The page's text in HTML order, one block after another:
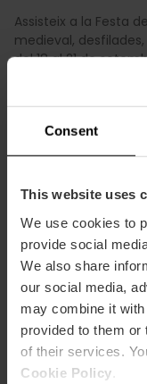
Consent
This website uses
We use cookies to
provide social
We also share
our social media,
may combine it
provided to them or
of their services.
Cookie Policy
Assisteix a la Festa
medieval,
del 18 al 21 de
Veure més